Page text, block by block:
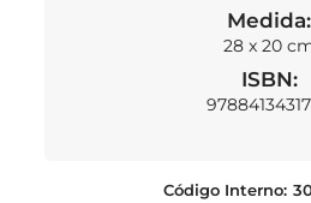
Medida:
28 x 20
ISBN:
Código Interno: